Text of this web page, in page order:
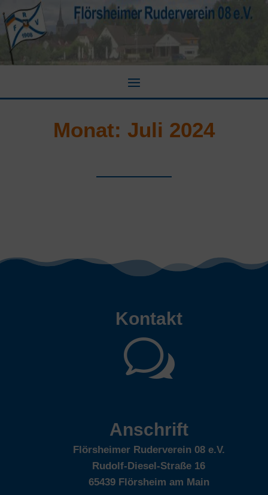
Monat: Juli 2024
Kontakt
w
Anschrift
Flörsheimer Ruderverein 08 e.V.
Rudolf-Diesel-Straße 16
65439 Flörsheim am Main